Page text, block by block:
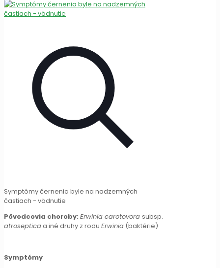
Symptómy černenia byle na nadzemných
častiach - vädnutie
Pôvodcovia choroby: Erwinia carotovora subsp.
atrosepticaa iné druhy z rodu Erwinia (baktérie)
Symptómy